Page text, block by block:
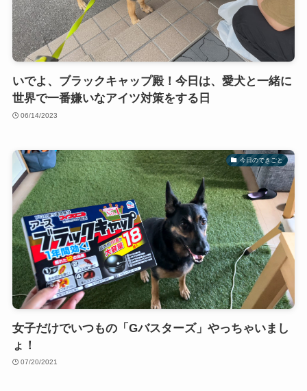
いでよ、ブラックキャップ殿！今日は、愛犬と一緒に
世界で一番嫌いなアイツ対策をする日
06/14/2023
今日のできごと
女子だけでいつもの「Gバスターズ」やっちゃいまし
ょ！
07/20/2021